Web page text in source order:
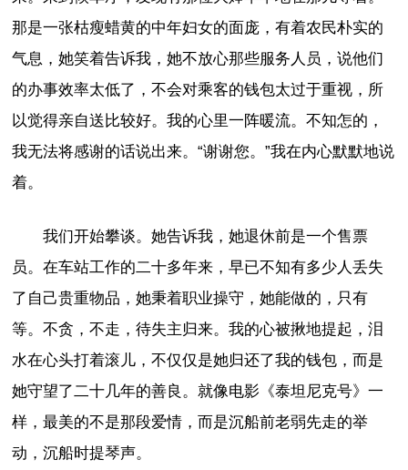
那是一张枯瘦蜡黄的中年妇女的面庞，有着农民朴实的
气息，她笑着告诉我，她不放心那些服务人员，说他们
的办事效率太低了，不会对乘客的钱包太过于重视，所
以觉得亲自送比较好。我的心里一阵暖流。不知怎的，
我无法将感谢的话说出来。“谢谢您。”我在内心默默地说
着。
我们开始攀谈。她告诉我，她退休前是一个售票
员。在车站工作的二十多年来，早已不知有多少人丢失
了自己贵重物品，她秉着职业操守，她能做的，只有
等。不贪，不走，待失主归来。我的心被揪地提起，泪
水在心头打着滚儿，不仅仅是她归还了我的钱包，而是
她守望了二十几年的善良。就像电影《泰坦尼克号》一
样，最美的不是那段爱情，而是沉船前老弱先走的举
动，沉船时提琴声。